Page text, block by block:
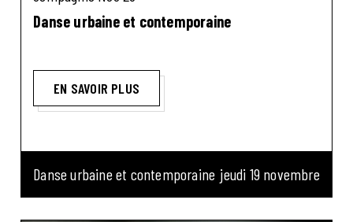
Danse urbaine et contemporaine
EN SAVOIR PLUS
Danse urbaine et contemporaine jeudi 19 novembre